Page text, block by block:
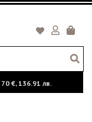
70 €,136.91 лв.